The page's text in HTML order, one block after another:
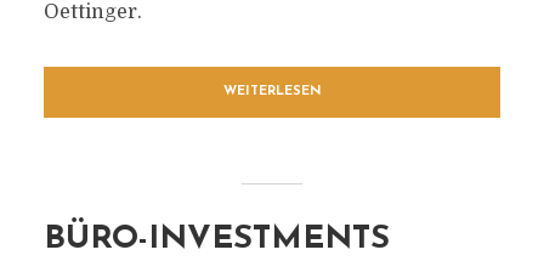
Oettinger.
WEITERLESEN
BÜRO-INVESTMENTS